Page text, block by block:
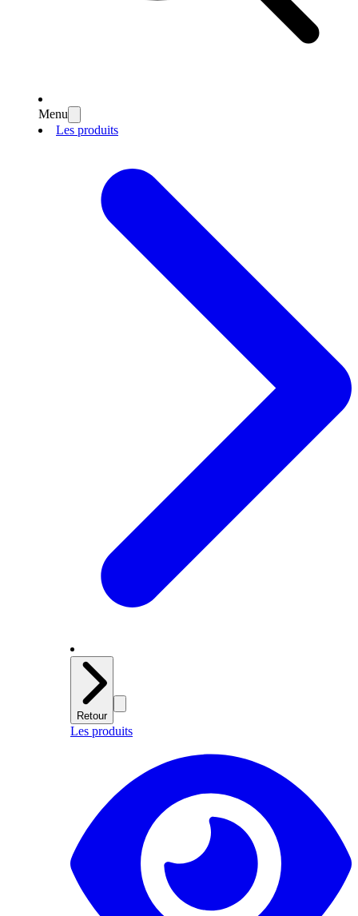
Menu
Les produits
Retour
Les produits